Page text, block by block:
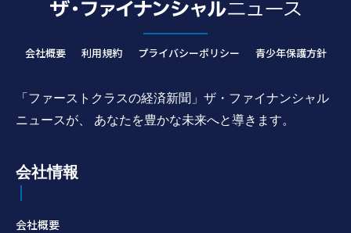
会社概要 利用規約 プライバシーポリシー 青少年保護方針
「ファーストクラスの経済新聞」ザ・ファイナンシャル
ニュースが、 あなたを豊かな未来へと導きます。
会社情報
会社概要